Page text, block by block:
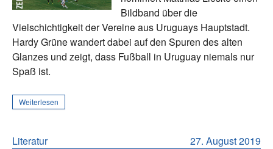
Bildband über die
Vielschichtigkeit der Vereine aus Uruguays Hauptstadt.
Hardy Grüne wandert dabei auf den Spuren des alten
Glanzes und zeigt, dass Fußball in Uruguay niemals nur
Spaß ist.
Weiterlesen
27. August 2019
Literatur